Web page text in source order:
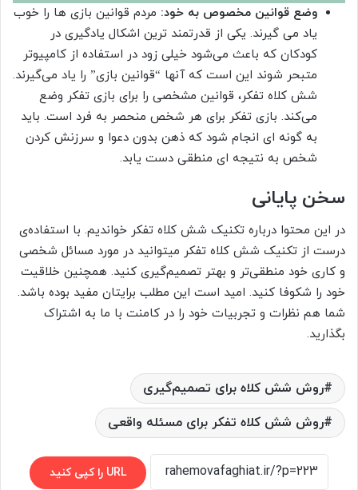
وضع قوانین مخصوص به خود: مردم قوانین بازی ها را خوب
یاد می گیرند. یکی از قدرتمند ترین اشکال یادگیری در
کودکان که باعث می‌شود خیلی زود در استفاده از کامپیوتر
متبحر شوند این است که آنها “قوانین بازی” را یاد می‌گیرند.
شش کلاه تفکر، قوانین مشخصی را برای بازی تفکر وضع
می‌کند. بازی تفکر برای هر شخص منحصر به فرد است. باید
به گونه ای انجام شود که ذهن بدون دعوا و سرزنش کردن
شخص به نتیجه ای منطقی دست یابد.
سخن پایانی
در این محتوا درباره تکنیک شش کلاه تفکر خواندیم. با استفاده‌ی
درست از تکنیک شش کلاه تفکر میتوانید در مورد مسائل شخصی
و کاری خود منطقی‌تر و بهتر تصمیم‌گیری کنید. همچنین خلاقیت
خود را شکوفا کنید. امید است این مطلب برایتان مفید بوده باشد.
شما هم نظرات و تجربیات خود را در کامنت با ما به اشتراک
بگذارید.
روش شش کلاه برای تصمیم‌گیری
روش شش کلاه تفکر برای مسئله واقعی
URL را کپی کنید